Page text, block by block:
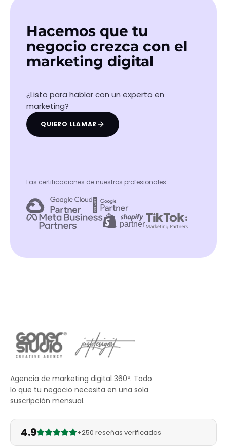
Hacemos que tu
negocio crezca con el
marketing digital
¿Listo para hablar con un experto en
marketing?
QUIERO LLAMAR
Las certificaciones de nuestros profesionales
Agencia de marketing digital 360º. Todo
lo que tu negocio necesita en una sola
suscripción mensual.
4.9 +250 reseñas verificadas